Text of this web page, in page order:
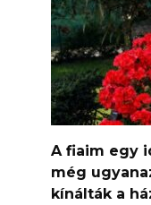
A fiaim egy
még
kínálták a